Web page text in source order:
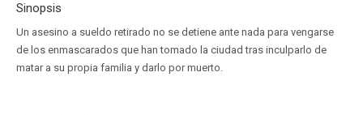
Sinopsis
Un asesino a sueldo retirado no se detiene ante nada para vengarse
de los enmascarados que han tomado la ciudad tras inculparlo de
matar a su propia familia y darlo por muerto.